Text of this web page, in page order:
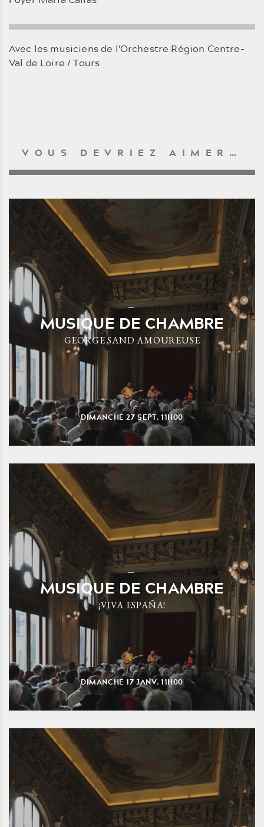
Avec les musiciens de l'Orchestre Région Centre-
Val de Loire / Tours
VOUS DEVRIEZ AIMER…
MUSIQUE DE CHAMBRE
GEORGE SAND AMOUREUSE
DIMANCHE27SEPT. 11H00
MUSIQUE DE CHAMBRE
¡VIVA ESPAÑA!
DIMANCHE17JANV. 11H00